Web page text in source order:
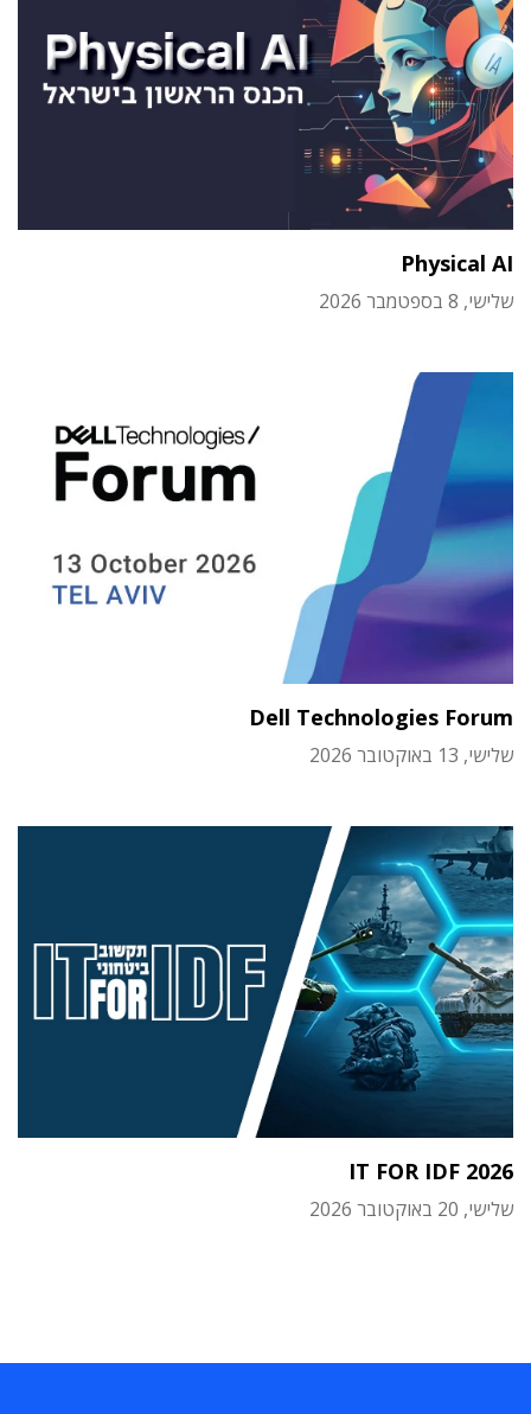
Physical AI
שלישי, 8 בספטמבר 2026
Dell Technologies Forum
שלישי, 13 באוקטובר 2026
IT FOR IDF 2026
שלישי, 20 באוקטובר 2026